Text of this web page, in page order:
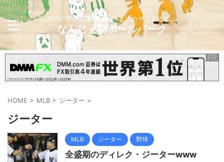
2chの野球記事メインのまとめサイトです。
なんじぇいボールパーク
HOME > MLB > ジーター >
ジーター
MLB ジーター 野球
全盛期のディレク・ジーターwww